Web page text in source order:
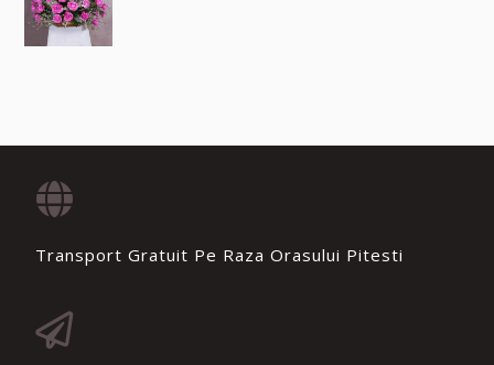
Transport Gratuit Pe Raza Orasului Pitesti